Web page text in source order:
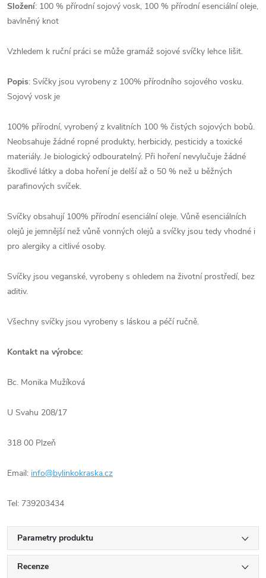
Složení: 100 % přírodní sojový vosk, 100 % přírodní esenciální oleje,
bavlněný knot
Vzhledem k ruční práci se může gramáž sojové svíčky lehce lišit.
Popis: Svíčky jsou vyrobeny z 100% přírodního sojového vosku.
Sojový vosk je
100% přírodní, vyrobený z kvalitních 100 % čistých sojových bobů.
Neobsahuje žádné ropné produkty, herbicidy, pesticidy a toxické
materiály. Je biologický odbouratelný. Při hoření nevylučuje žádné
škodlivé látky a doba hoření je delší až o 50 % než u běžných
parafinových svíček.
Svíčky obsahují 100% přírodní esenciální oleje. Vůně esenciálních
olejů je jemnější než vůně vonných olejů a svíčky jsou tedy vhodné i
pro alergiky a citlivé osoby.
Svíčky jsou veganské, vyrobeny s ohledem na životní prostředí, bez
aditiv.
Všechny svíčky jsou vyrobeny s láskou a péčí ručně.
Kontakt na výrobce:
Bc. Monika Mužíková
U Svahu 208/17
318 00 Plzeň
Email: info@bylinkokraska.cz
Tel: 739203434
Parametry produktu
Recenze